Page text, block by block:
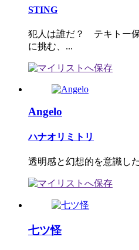
STING
犯人は誰だ？ テキトー
に挑む、...
Angelo
ハナオリミトリ
透明感と幻想的を意識し
七ツ怪